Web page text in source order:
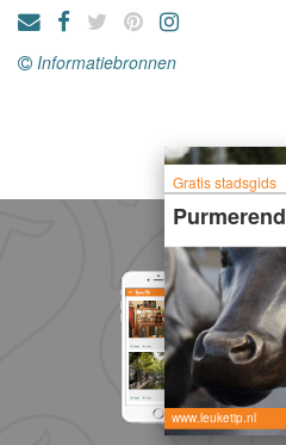
Informatiebronnen
Gratis stadsgids
Purmerend
www.leuketip.nl